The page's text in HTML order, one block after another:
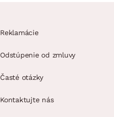
Reklamácie
Odstúpenie od zmluvy
Časté otázky
Kontaktujte nás